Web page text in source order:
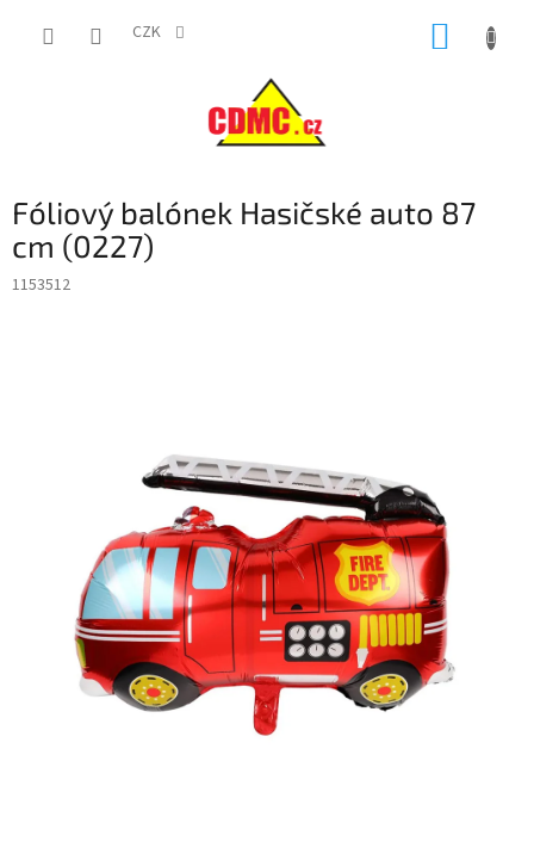
CZK
Fóliový balónek Hasičské auto 87
cm (0227)
1153512